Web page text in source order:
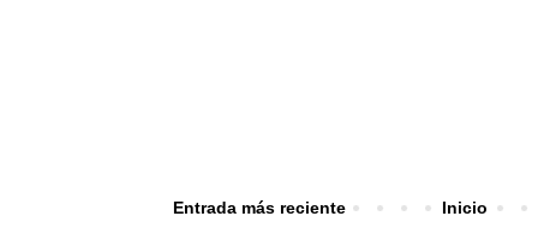
Entrada más reciente Inicio